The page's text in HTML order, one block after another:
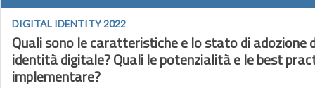
DIGITAL IDENTITY 2022
Quali sono le caratteristiche e lo stato di adozione
identità digitale? Quali le potenzialità e le best
implementare?